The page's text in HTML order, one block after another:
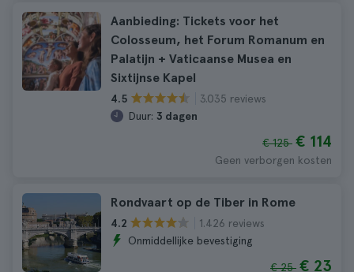
Aanbieding: Tickets voor het
Colosseum, het Forum Romanum en
Palatijn + Vaticaanse Musea en
Sixtijnse Kapel
4.5
3.035 reviews
Duur: 3 dagen
€ 125 € 114
Geen verborgen kosten
Rondvaart op de Tiber in Rome
4.2
1.426 reviews
Onmiddellijke bevestiging
€ 25 € 23